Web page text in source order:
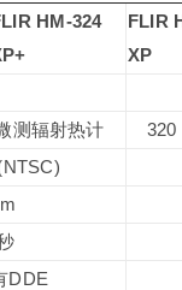
HM-324
FLIR
XP
测辐射热计
320
DDE